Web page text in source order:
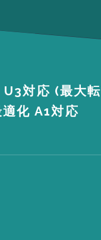
対応 (最大転
化 A1対応